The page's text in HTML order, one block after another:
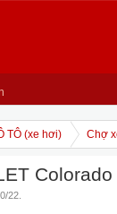
TÔ (xe hơi) Chợ
Colorado
22